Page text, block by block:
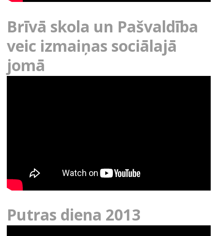
Brīvā skola un Pašvaldība
veic izmaiņas sociālajā
jomā
Putras diena 2013